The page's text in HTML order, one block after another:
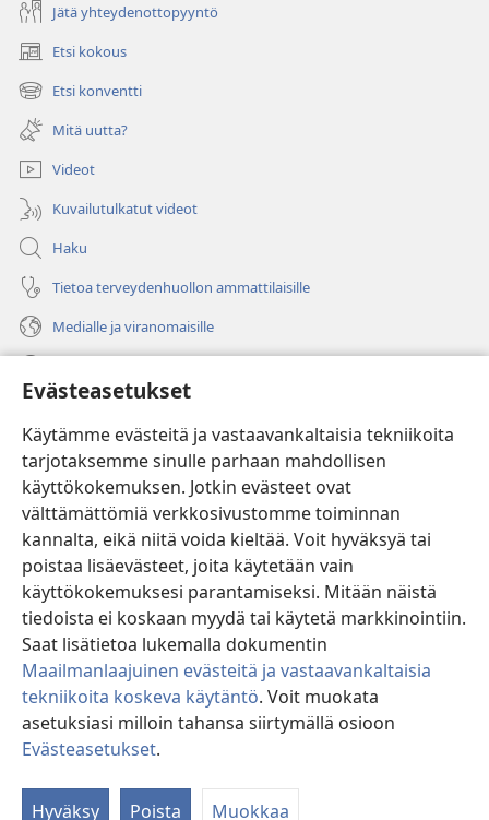
Evästeasetukset
Käytämme evästeitä ja vastaavankaltaisia tekniikoita
tarjotaksemme sinulle parhaan mahdollisen
käyttökokemuksen. Jotkin evästeet ovat
välttämättömiä verkkosivustomme toiminnan
kannalta, eikä niitä voida kieltää. Voit hyväksyä tai
poistaa lisäevästeet, joita käytetään vain
käyttökokemuksesi parantamiseksi. Mitään näistä
tiedoista ei koskaan myydä tai käytetä markkinointiin.
Saat lisätietoa lukemalla dokumentin
Maailmanlaajuinen evästeitä ja vastaavankaltaisia
tekniikoita koskeva käytäntö. Voit muokata
asetuksiasi milloin tahansa siirtymällä osioon
Evästeasetukset.
Hyväksy Poista Muokkaa
Jätä yhteydenottopyyntö
Etsi kokous
(avaa
uuden
ikkunan)
Etsi konventti
(avaa
uuden
ikkunan)
Mitä uutta?
Videot
Kuvailutulkatut videot
Haku
Tietoa terveydenhuollon ammattilaisille
Medialle ja viranomaisille
(avaa
uuden
ikkunan)Vartiotornin VERKKOKIRJASTO
(avaa
uuden
ikkunan)JW Hub ®
(avaa
uuden
ikkunan)
®
Watchtower Library
Copyright
© 2026 Watch Tower Bible and Tract Society of Pennsylvania.
KÄYTTÖEHDOT|TIETOSUOJAKÄYTÄNTÖ